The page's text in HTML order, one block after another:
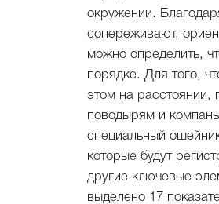
окружении.
сопереживают,
можно определить,
порядке. Для того,
этом на расстоянии,
поводырям и
специальный
которые будут
другие ключевые
выделено 17